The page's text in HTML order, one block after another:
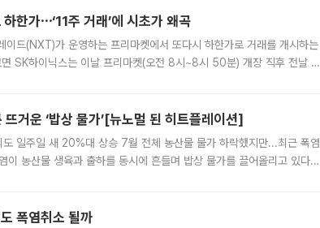
한가⋯‘11주 거래’에 시초가 왜곡
드(NXT)가 운영하는 프리마켓에서 또다시 하한가로 거래를 개시하는
SK하이닉스는 이날 프리마켓(오전 8시~8시 50분) 개장 직후 전날 정
거운 ‘밥상 물가’[뉴노멀 된 히트플레이션]
도 일주일 새 20%대 상승 7월 전체 농산물 물가 하락했지만...최근 폭염
이 농산물 생육과 출하를 동시에 흔들며 밥상 물가를 끌어올리고 있다.
폭염취소 될까